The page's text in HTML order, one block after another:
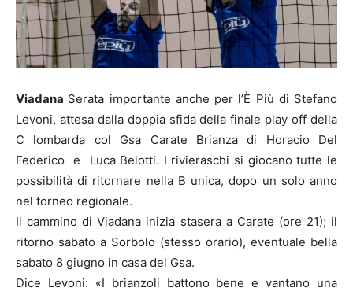
Viadana Serata importante anche per l’È Più di Stefano
Levoni, attesa dalla doppia sfida della finale play off della
C lombarda col Gsa Carate Brianza di Horacio Del
Federico e Luca Belotti. I rivieraschi si giocano tutte le
possibilità di ritornare nella B unica, dopo un solo anno
nel torneo regionale.
Il cammino di Viadana inizia stasera a Carate (ore 21); il
ritorno sabato a Sorbolo (stesso orario), eventuale bella
sabato 8 giugno in casa del Gsa.
Dice Levoni: «I brianzoli battono bene e vantano una